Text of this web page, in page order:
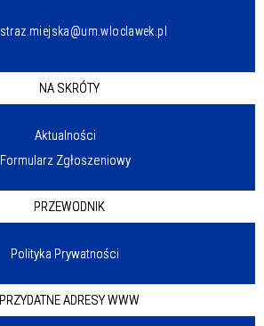
straz.miejska@um.wloclawek.pl
NA SKRÓTY
Aktualności
Formularz Zgłoszeniowy
PRZEWODNIK
Polityka Prywatności
PRZYDATNE ADRESY WWW